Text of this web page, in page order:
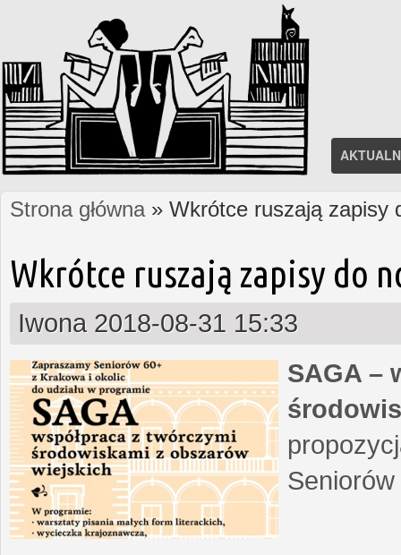
Jesteś tutaj
Strona główna» Wkrótce ruszają zapisy
Wkrótce ruszają zapisy do
Iwona 2018-08-31 15:33
SAGA –